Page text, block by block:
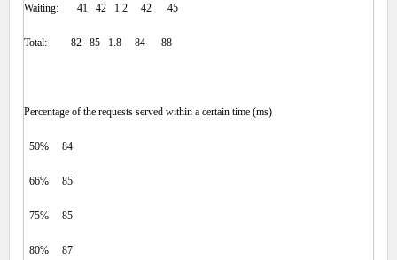
Waiting: 41 42 1.2 42 45
Total: 82 85 1.8 84 88
Percentage of the requests served within a certain time (ms)
50% 84
66% 85
75% 85
80% 87